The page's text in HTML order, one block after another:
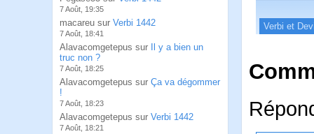
7 Août, 19:35
macareu sur Verbi 1442
7 Août, 18:41
Alavacomgetepus sur
Il y a bien un
truc non ?
7 Août, 18:25
Alavacomgetepus sur Ça va dégommer
!
7 Août, 18:23
Alavacomgetepus sur Verbi 1442
7 Août, 18:21
Verbi et